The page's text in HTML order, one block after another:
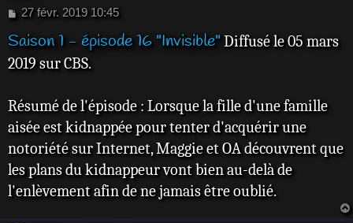
M
s
a
e
27 févr. 2019 10:45
Saison 1 - épisode 16 "Invisible" Diffusé le 05 mars
2019 sur CBS.
Résumé de l'épisode : Lorsque la fille d'une famille
aisée est kidnappée pour tenter d'acquérir une
notoriété sur Internet, Maggie et OA découvrent que
les plans du kidnappeur vont bien au-delà de
l'enlèvement afin de ne jamais être oublié.